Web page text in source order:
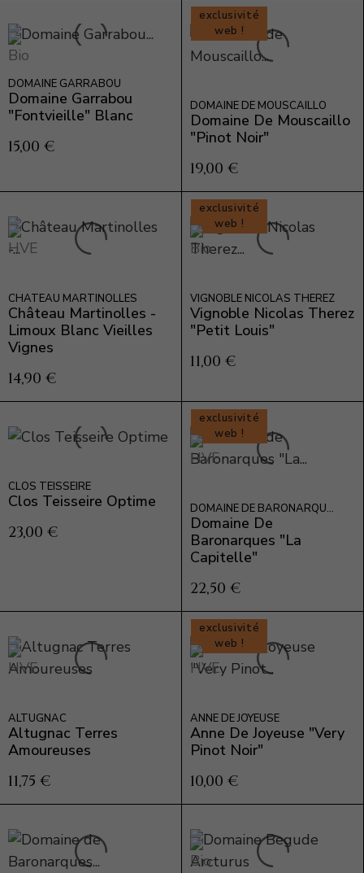
DOMAINE GARRABOU
Domaine Garrabou
"Fontvieille" Blanc
15,00 €
DOMAINE DE MOUSCAILLO
Domaine De Mouscaillo
"Pinot Noir"
19,00 €
exclusivité
web !
CHÂTEAU MARTINOLLES
Château Martinolles -
Limoux Blanc Vieilles
Vignes
14,90 €
VIGNOBLE NICOLAS THEREZ
Vignoble Nicolas Therez
"Petit Louis"
11,00 €
exclusivité
web !
CLOS TEISSEIRE
Clos Teisseire Optime
23,00 €
DOMAINE DE BARONARQUES
Domaine De
Baronarques "La
Capitelle"
22,50 €
exclusivité
web !
ALTUGNAC
Altugnac Terres
Amoureuses
11,75 €
ANNE DE JOYEUSE
Anne De Joyeuse "Very
Pinot Noir"
10,00 €
exclusivité
web !